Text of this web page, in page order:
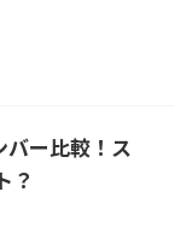
バー比較！ス
？